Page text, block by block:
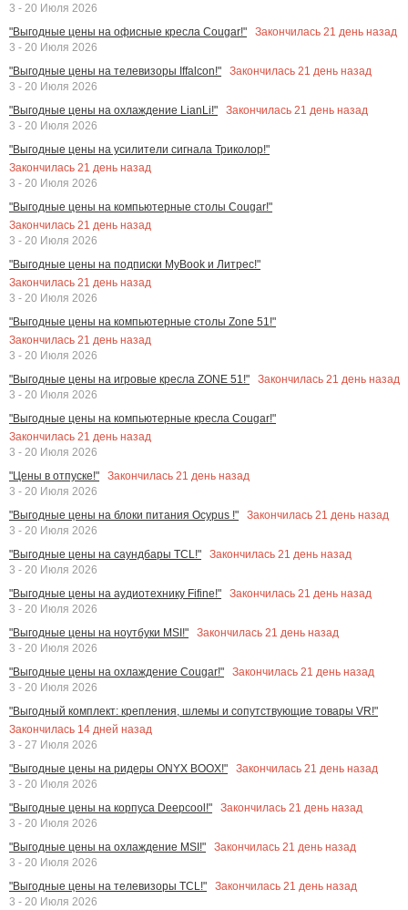
3 - 20 Июля 2026
"Выгодные цены на офисные кресла Cougar!"
Закончилась 21 день назад
3 - 20 Июля 2026
"Выгодные цены на телевизоры Iffalcon!"
Закончилась 21 день назад
3 - 20 Июля 2026
"Выгодные цены на охлаждение LianLi!"
Закончилась 21 день назад
3 - 20 Июля 2026
"Выгодные цены на усилители сигнала Триколор!"
Закончилась 21 день назад
3 - 20 Июля 2026
"Выгодные цены на компьютерные столы Cougar!"
Закончилась 21 день назад
3 - 20 Июля 2026
"Выгодные цены на подписки MyBook и Литрес!"
Закончилась 21 день назад
3 - 20 Июля 2026
"Выгодные цены на компьютерные столы Zone 51!"
Закончилась 21 день назад
3 - 20 Июля 2026
"Выгодные цены на игровые кресла ZONE 51!"
Закончилась 21 день назад
3 - 20 Июля 2026
"Выгодные цены на компьютерные кресла Cougar!"
Закончилась 21 день назад
3 - 20 Июля 2026
"Цены в отпуске!"
Закончилась 21 день назад
3 - 20 Июля 2026
"Выгодные цены на блоки питания Ocypus !"
Закончилась 21 день назад
3 - 20 Июля 2026
"Выгодные цены на саундбары TCL!"
Закончилась 21 день назад
3 - 20 Июля 2026
"Выгодные цены на аудиотехнику Fifine!"
Закончилась 21 день назад
3 - 20 Июля 2026
"Выгодные цены на ноутбуки MSI!"
Закончилась 21 день назад
3 - 20 Июля 2026
"Выгодные цены на охлаждение Cougar!"
Закончилась 21 день назад
3 - 20 Июля 2026
"Выгодный комплект: крепления, шлемы и сопутствующие товары VR!"
Закончилась 14 дней назад
3 - 27 Июля 2026
"Выгодные цены на ридеры ONYX BOOX!"
Закончилась 21 день назад
3 - 20 Июля 2026
"Выгодные цены на корпуса Deepcool!"
Закончилась 21 день назад
3 - 20 Июля 2026
"Выгодные цены на охлаждение MSI!"
Закончилась 21 день назад
3 - 20 Июля 2026
"Выгодные цены на телевизоры TCL!"
Закончилась 21 день назад
3 - 20 Июля 2026